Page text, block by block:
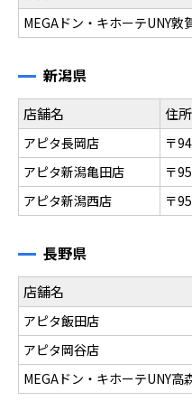
MEGAドン・キホーテUNY敦
新潟県
店舗名 住所
アピタ長岡店
〒
アピタ新潟亀田店
〒
アピタ新潟西店
〒
長野県
店舗名
アピタ飯田店
アピタ岡谷店
MEGAドン・キホーテUNY高